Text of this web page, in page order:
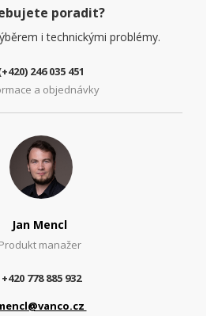
poradit?
i technickými problémy.
246 035 451
a objednávky
Jan Mencl
Produkt manažer
+420 778 885 932